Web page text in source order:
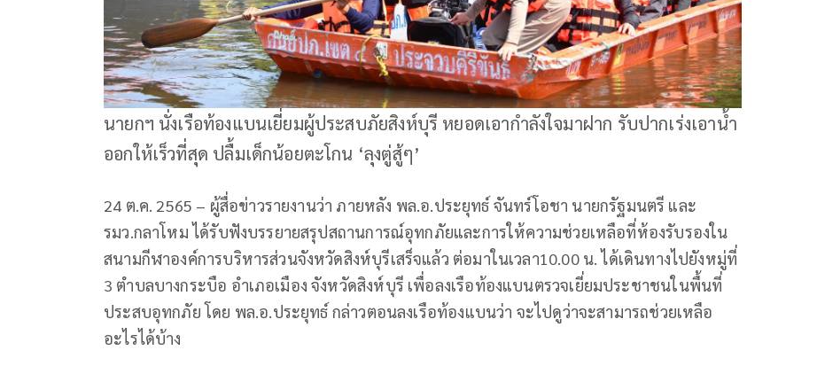
นายกฯ นั่งเรือท้องแบนเยี่ยมผู้ประสบภัยสิงห์บุรี หยอดเอากำลังใจมาฝาก รับปากเร่งเอาน้ำ
ออกให้เร็วที่สุด ปลื้มเด็กน้อยตะโกน ‘ลุงตู่สู้ๆ’
24 ต.ค. 2565 – ผู้สื่อข่าวรายงานว่า ภายหลัง พล.อ.ประยุทธ์ จันทร์โอชา นายกรัฐมนตรี และ
รมว.กลาโหม ได้รับฟังบรรยายสรุปสถานการณ์อุทกภัยและการให้ความช่วยเหลือที่ห้องรับรองใน
สนามกีฬาองค์การบริหารส่วนจังหวัดสิงห์บุรีเสร็จแล้ว ต่อมาในเวลา10.00 น. ได้เดินทางไปยังหมู่ที่
3 ตำบลบางกระบือ อำเภอเมือง จังหวัดสิงห์บุรี เพื่อลงเรือท้องแบนตรวจเยี่ยมประชาชนในพื้นที่
ประสบอุทกภัย โดย พล.อ.ประยุทธ์ กล่าวตอนลงเรือท้องแบนว่า จะไปดูว่าจะสามารถช่วยเหลือ
อะไรได้บ้าง